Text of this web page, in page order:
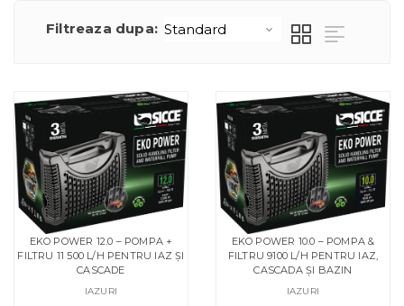
Filtreaza dupa:
EKO POWER 12.0 – POMPA +
FILTRU 11 500 L/H PENTRU IAZ ȘI
CASCADE
IAZURI
EKO POWER 10.0 – POMPA &
FILTRU 9100 L/H PENTRU IAZ,
CASCADA ȘI BAZIN
IAZURI